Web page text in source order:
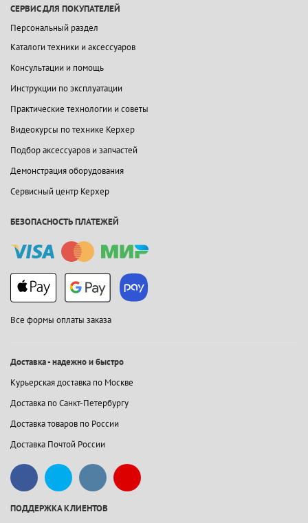
СЕРВИС ДЛЯ ПОКУПАТЕЛЕЙ
Персональный раздел
Каталоги техники и аксессуаров
Консультации и помощь
Инструкции по эксплуатации
Практические технологии и советы
Видеокурсы по технике Керхер
Подбор аксессуаров и запчастей
Демонстрация оборудования
Сервисный центр Керхер
БЕЗОПАСНОСТЬ ПЛАТЕЖЕЙ
Все формы оплаты заказа
Доставка - надежно и быстро
Курьерская доставка по Москве
Доставка по Санкт-Петербургу
Доставка товаров по России
Доставка Почтой России
ПОДДЕРЖКА КЛИЕНТОВ